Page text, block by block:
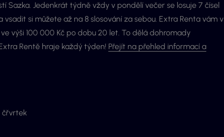
Sazka. Jedenkrát týdně vždy v pondělí večer se losuje 7 čísel
si můžete až na 8 slosování za sebou. Extra Renta vám v
výši 100 000 Kč po dobu 20 let. To dělá dohromady
Rentě hraje každý týden! Přejít na přehled informací a
čřvrtek